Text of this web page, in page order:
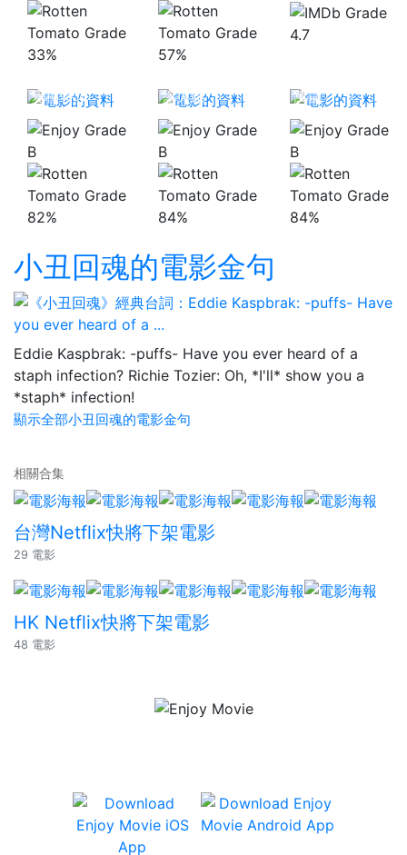
33% 57%
4.7
變種特攻
B
82%
盜火線
B
84%
萬歲
B
84%
小丑回魂的電影金句
Eddie Kaspbrak: -puffs- Have you ever heard of a
staph infection? Richie Tozier: Oh, *I'll* show you a
*staph* infection!
顯示全部小丑回魂的電影金句
相關合集
台灣Netflix快將下架電影
29 電影
HK Netflix快將下架電影
48 電影